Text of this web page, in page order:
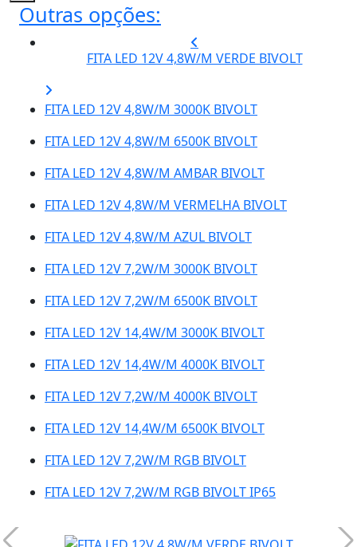
Outras opções:
FITA LED 12V 4,8W/M VERDE BIVOLT
FITA LED 12V 4,8W/M 3000K BIVOLT
FITA LED 12V 4,8W/M 6500K BIVOLT
FITA LED 12V 4,8W/M AMBAR BIVOLT
FITA LED 12V 4,8W/M VERMELHA BIVOLT
FITA LED 12V 4,8W/M AZUL BIVOLT
FITA LED 12V 7,2W/M 3000K BIVOLT
FITA LED 12V 7,2W/M 6500K BIVOLT
FITA LED 12V 14,4W/M 3000K BIVOLT
FITA LED 12V 14,4W/M 4000K BIVOLT
FITA LED 12V 7,2W/M 4000K BIVOLT
FITA LED 12V 14,4W/M 6500K BIVOLT
FITA LED 12V 7,2W/M RGB BIVOLT
FITA LED 12V 7,2W/M RGB BIVOLT IP65